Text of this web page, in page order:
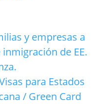
y empresas a
de EE.
para Estados
/ Green Card